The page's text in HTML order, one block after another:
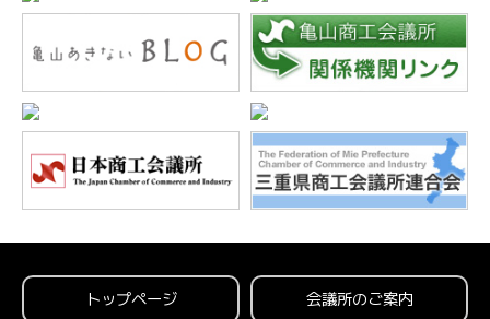
トップページ 会議所のご案内